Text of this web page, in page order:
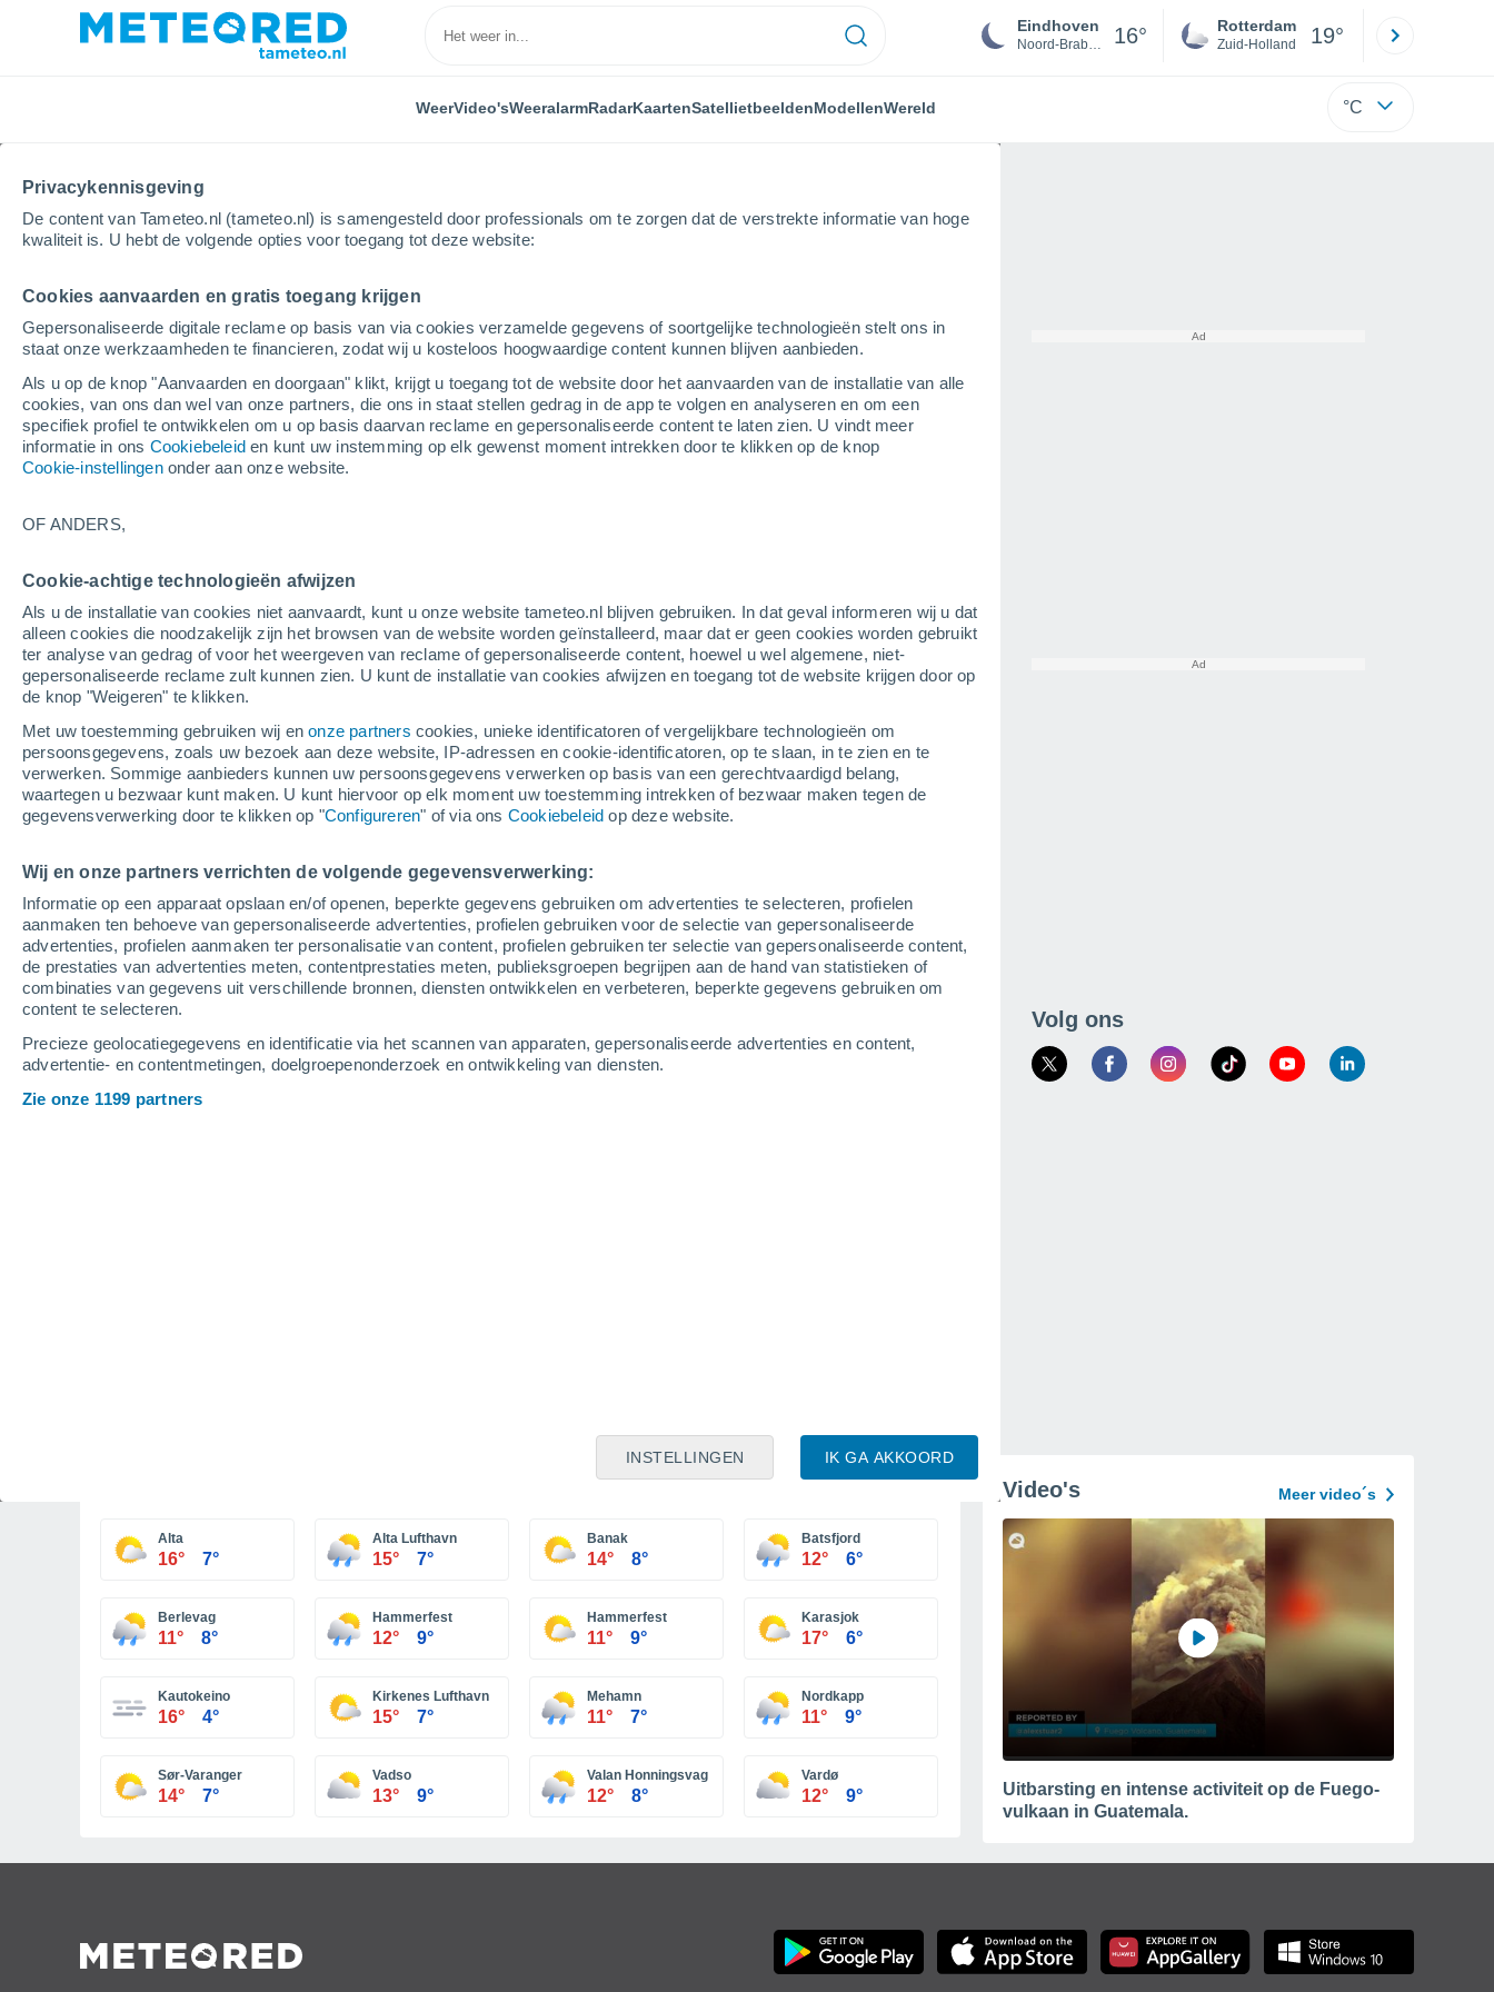
Privacykennisgeving
De content van Tameteo.nl (tameteo.nl) is samengesteld door professionals om te zorgen dat de verstrekte informatie van hoge
kwaliteit is. U hebt de volgende opties voor toegang tot deze website:
Cookies aanvaarden en gratis toegang krijgen
Gepersonaliseerde digitale reclame op basis van via cookies verzamelde gegevens of soortgelijke technologieën stelt ons in
staat onze werkzaamheden te financieren, zodat wij u kosteloos hoogwaardige content kunnen blijven aanbieden.
Als u op de knop "Aanvaarden en doorgaan" klikt, krijgt u toegang tot de website door het aanvaarden van de installatie van alle
cookies, van ons dan wel van onze partners, die ons in staat stellen gedrag in de app te volgen en analyseren en om een
specifiek profiel te ontwikkelen om u op basis daarvan reclame en gepersonaliseerde content te laten zien. U vindt meer
informatie in ons Cookiebeleid en kunt uw instemming op elk gewenst moment intrekken door te klikken op de knop
Cookie-instellingenonder aan onze website.
OF ANDERS,
Cookie-achtige technologieën afwijzen
Als u de installatie van cookies niet aanvaardt, kunt u onze website tameteo.nl blijven gebruiken. In dat geval informeren wij u dat
alleen cookies die noodzakelijk zijn het browsen van de website worden geïnstalleerd, maar dat er geen cookies worden gebruikt
ter analyse van gedrag of voor het weergeven van reclame of gepersonaliseerde content, hoewel u wel algemene, niet-
gepersonaliseerde reclame zult kunnen zien. U kunt de installatie van cookies afwijzen en toegang tot de website krijgen door op
de knop "Weigeren" te klikken.
Met uw toestemming gebruiken wij enonze partners cookies, unieke identificatoren of vergelijkbare technologieën om
persoonsgegevens, zoals uw bezoek aan deze website, IP-adressen en cookie-identificatoren, op te slaan, in te zien en te
verwerken. Sommige aanbieders kunnen uw persoonsgegevens verwerken op basis van een gerechtvaardigd belang,
waartegen u bezwaar kunt maken. U kunt hiervoor op elk moment uw toestemming intrekken of bezwaar maken tegen de
gegevensverwerking door te klikken op "Configureren" of via ons Cookiebeleid op deze website.
Wij en onze partners verrichten de volgende gegevensverwerking:
Informatie op een apparaat opslaan en/of openen, beperkte gegevens gebruiken om advertenties te selecteren, profielen
aanmaken ten behoeve van gepersonaliseerde advertenties, profielen gebruiken voor de selectie van gepersonaliseerde
advertenties, profielen aanmaken ter personalisatie van content, profielen gebruiken ter selectie van gepersonaliseerde content,
de prestaties van advertenties meten, contentprestaties meten, publieksgroepen begrijpen aan de hand van statistieken of
combinaties van gegevens uit verschillende bronnen, diensten ontwikkelen en verbeteren, beperkte gegevens gebruiken om
content te selecteren.
Precieze geolocatiegegevens en identificatie via het scannen van apparaten, gepersonaliseerde advertenties en content,
advertentie- en contentmetingen, doelgroepenonderzoek en ontwikkeling van diensten.
Zie onze 1199 partners
IK GA AKKOORD
INSTELLINGEN
Eindhoven
Noord-Brabant 16° Rotterdam
Zuid-Holland 19°
WeerVideo'sWeeralarmRadarKaartenSatellietbeeldenModellenWereld °C
Home Noorwegen Finnmark
Weer in Finnmark
Vandaag, 6 augustus Hele dag Symbolen
15°
Lufthavn
12°
6°
Batsfjord
12°
9°
Hammerfest
12°
10°
16°
4°
Kautokeino
7°
Kirkenes
Mehamn
14°
8°
Banak
Karasjok
Nordkapp
Vardø
Volg ons
Alta
16° 7°
Alta Lufthavn
15° 7°
Banak
14° 8°
Batsfjord
12° 6°
Berlevag
11° 8°
Hammerfest
12° 9°
Hammerfest
11° 9°
Karasjok
17° 6°
Kautokeino
16° 4°
Kirkenes Lufthavn
15° 7°
Mehamn
11° 7°
Nordkapp
11° 9°
Sør-Varanger
14° 7°
Vadso
13° 9°
Valan Honningsvag
12° 8°
Vardø
12° 9°
Video's Meer video´s
Uitbarsting en intense activiteit op de Fuego-
vulkaan in Guatemala.